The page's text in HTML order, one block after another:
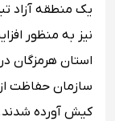
یک منطقه آزاد
نیز به منظور
سازمان حفاظت
کیش آورده شدند.